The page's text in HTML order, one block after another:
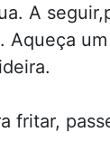
A
fritar,